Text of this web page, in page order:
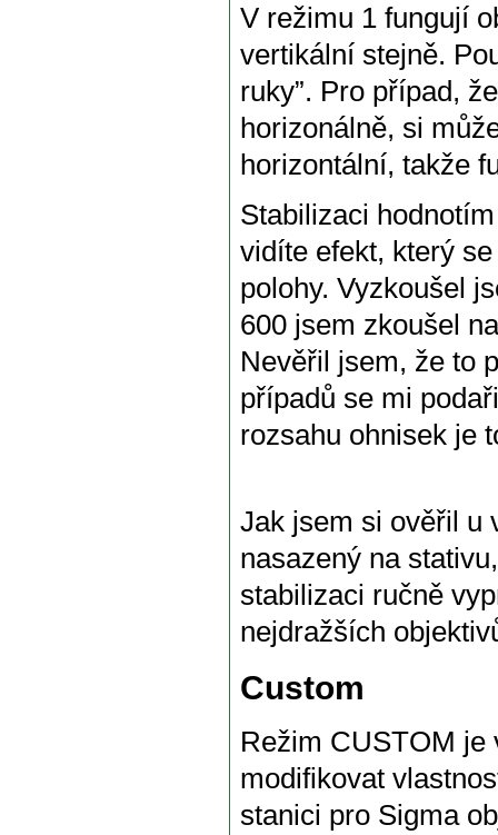
V režimu 1 fungují
vertikální stejně.
ruky”. Pro případ,
horizonálně, si
horizontální, takže
Stabilizaci
vidíte efekt, který
polohy. Vyzkoušel
600 jsem zkoušel
Nevěřil jsem, že to
případů se mi
rozsahu ohnisek je
Jak jsem si ověřil u
nasazený na
stabilizaci ručně
nejdražších
Custom
Režim CUSTOM je
modifikovat
stanici pro Sigma